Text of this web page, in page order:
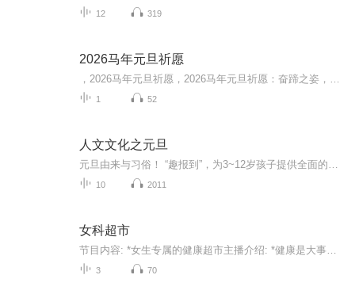
12 319
2026马年元旦祈愿
1 52
人文文化之元旦
10 2011
女科超市
3 70